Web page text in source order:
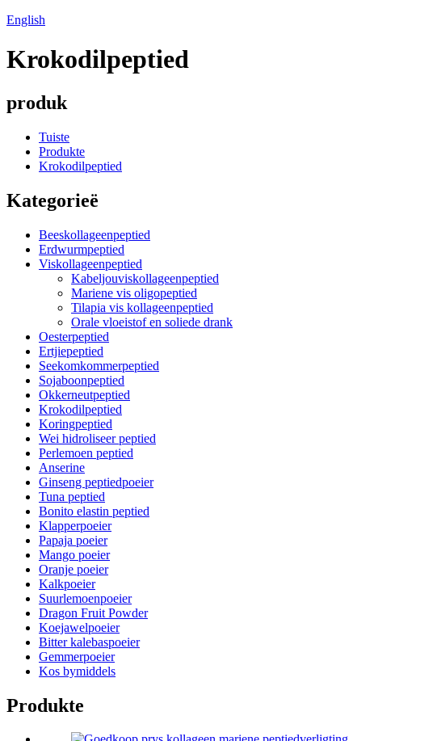
English
Krokodilpeptied
produk
Tuiste
Produkte
Krokodilpeptied
Kategorieë
Beeskollageenpeptied
Erdwurmpeptied
Viskollageenpeptied
Kabeljouviskollageenpeptied
Mariene vis oligopeptied
Tilapia vis kollageenpeptied
Orale vloeistof en soliede drank
Oesterpeptied
Ertjiepeptied
Seekomkommerpeptied
Sojaboonpeptied
Okkerneutpeptied
Krokodilpeptied
Koringpeptied
Wei hidroliseer peptied
Perlemoen peptied
Anserine
Ginseng peptiedpoeier
Tuna peptied
Bonito elastin peptied
Klapperpoeier
Papaja poeier
Mango poeier
Oranje poeier
Kalkpoeier
Suurlemoenpoeier
Dragon Fruit Powder
Koejawelpoeier
Bitter kalebaspoeier
Gemmerpoeier
Kos bymiddels
Produkte